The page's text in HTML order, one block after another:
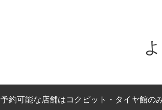
予約可能な店舗はコクピット・タイヤ館の